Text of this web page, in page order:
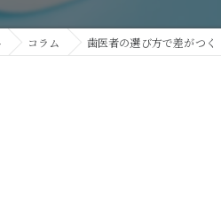
コラム 歯医者の選び方で差がつ